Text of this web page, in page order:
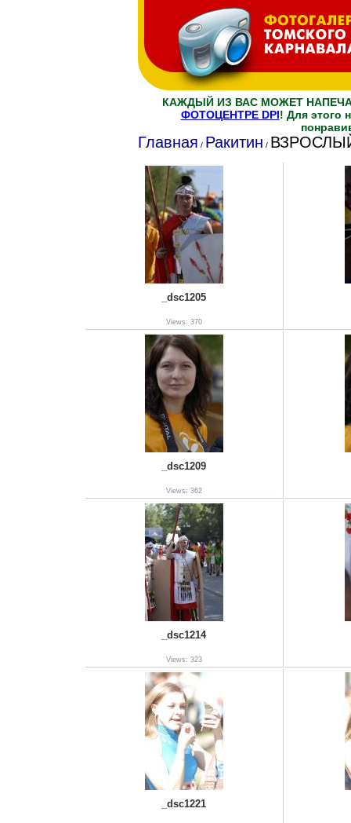
КАЖДЫЙ ИЗ ВАС МОЖЕТ
ФОТОЦЕНТРЕ DPI! Для этого
Главная / Ракитин /
_dsc1205
Views: 370
_dsc1209
Views: 362
_dsc1214
Views: 323
_dsc1221